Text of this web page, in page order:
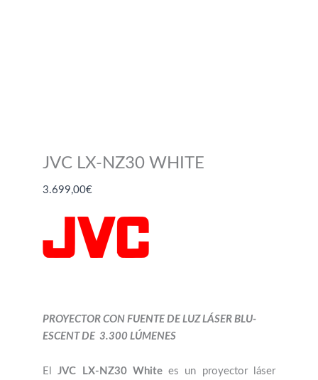
JVC LX-NZ30 WHITE
3.699,00€
PROYECTOR CON FUENTE DE LUZ LÁSER BLU-
ESCENT DE 3.300 LÚMENES
ElJVC LX-NZ30 Whitees un proyector láser